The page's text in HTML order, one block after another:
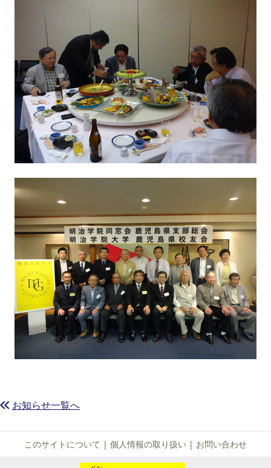
お知らせ一覧へ
このサイトについて | 個人情報の取り扱い | お問い合わせ